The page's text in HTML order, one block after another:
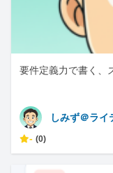
要件定義力で書く、
しみず＠ライ
- (0)